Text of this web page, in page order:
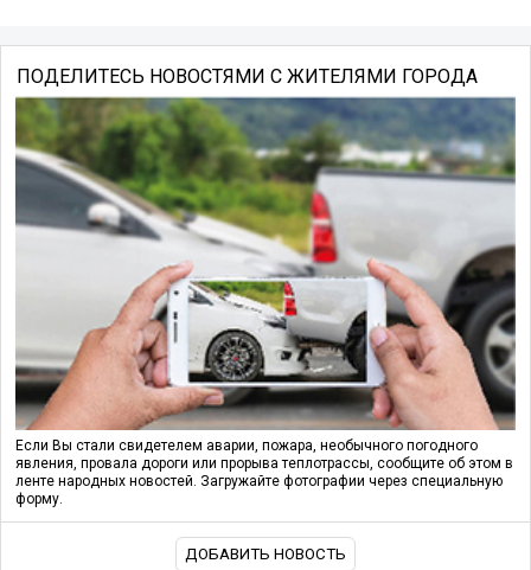
ПОДЕЛИТЕСЬ НОВОСТЯМИ С ЖИТЕЛЯМИ ГОРОДА
Если Вы стали свидетелем аварии, пожара, необычного погодного
явления, провала дороги или прорыва теплотрассы, сообщите об этом в
ленте народных новостей. Загружайте фотографии через специальную
форму.
ДОБАВИТЬ НОВОСТЬ